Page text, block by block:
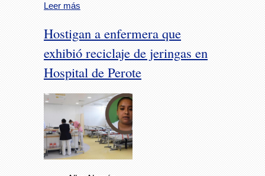
Leer más
Hostigan a enfermera que
exhibió reciclaje de jeringas en
Hospital de Perote